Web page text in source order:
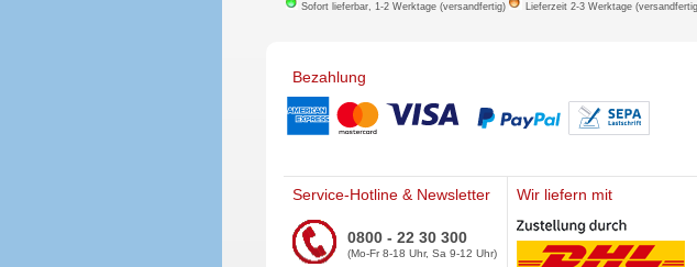
Sofort lieferbar, 1-2 Werktage (versandfertig)
Lieferzeit 2-3 Werktage
Bezahlung
Service-Hotline & Newsletter
0800 - 22 30 300
(Mo-Fr 8-18 Uhr, Sa 9-12 Uhr)
Wir liefern mit